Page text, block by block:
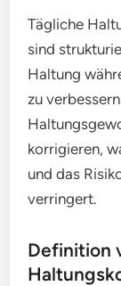
Tägliche
sind
Haltung
zu
korrigieren,
und das
verringert.
Definition